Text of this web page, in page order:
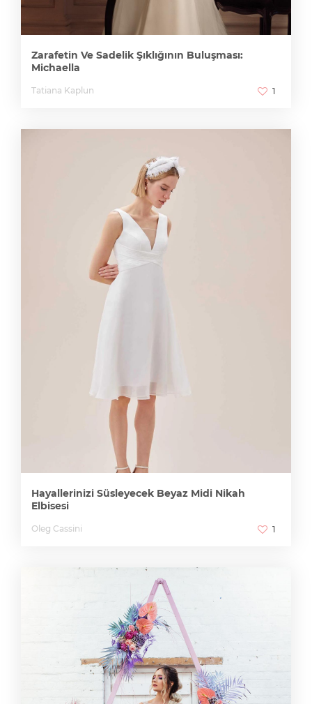
Zarafetin Ve Sadelik Şıklığının Buluşması:
Michaella
Tatiana Kaplun 1
Hayallerinizi Süsleyecek Beyaz Midi Nikah
Elbisesi
Oleg Cassini 1